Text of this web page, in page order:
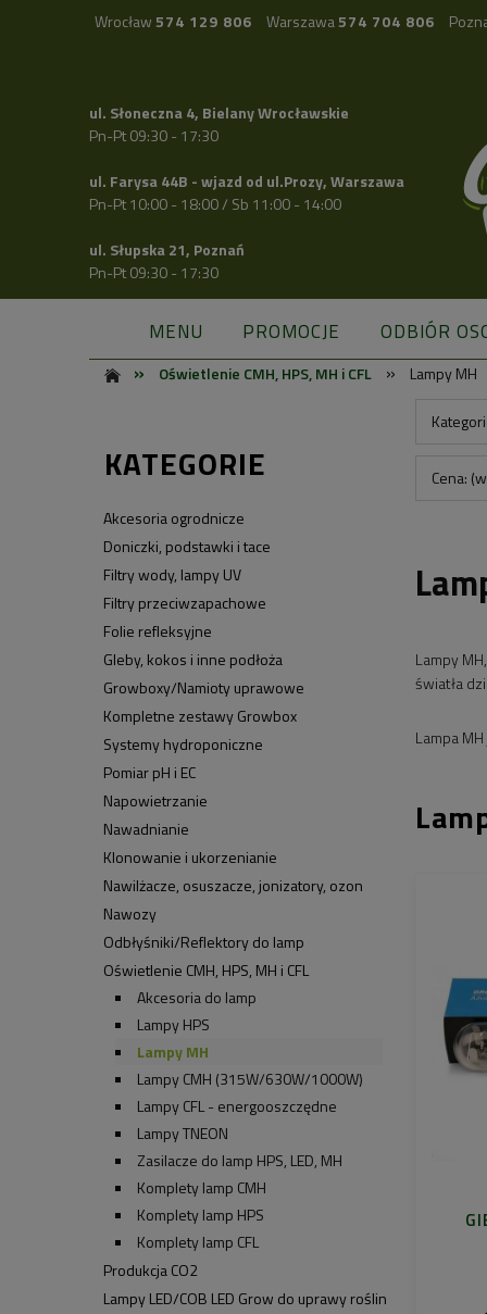
Wrocław 574 129 806 Warszawa574 704 806
ul. Słoneczna 4, Bielany Wrocławskie
Pn-Pt 09:30 - 17:30
ul. Farysa 44B - wjazd od ul.Prozy, Warszawa
Pn-Pt 10:00 - 18:00 / Sb 11:00 - 14:00
ul. Słupska 21, Poznań
Pn-Pt 09:30 - 17:30
MENU PROMOCJE
ODBIÓR
»
Oświetlenie CMH, HPS, MH i CFL » Lampy MH
KATEGORIE
Akcesoria ogrodnicze
Doniczki, podstawki i tace
Filtry wody, lampy UV
Filtry przeciwzapachowe
Folie refleksyjne
Gleby, kokos i inne podłoża
Growboxy/Namioty uprawowe
Kompletne zestawy Growbox
Systemy hydroponiczne
Pomiar pH i EC
Napowietrzanie
Nawadnianie
Klonowanie i ukorzenianie
Nawilżacze, osuszacze, jonizatory, ozon
Nawozy
Odbłyśniki/Reflektory do lamp
Oświetlenie CMH, HPS, MH i CFL
Akcesoria do lamp
Lampy HPS
Lampy MH
Lampy CMH (315W/630W/1000W)
Lampy CFL - energooszczędne
Lampy TNEON
Zasilacze do lamp HPS, LED, MH
Komplety lamp CMH
Komplety lamp HPS
Komplety lamp CFL
Produkcja CO2
Lampy LED/COB LED Grow do uprawy roślin
Cena:
Lampy
światła
Lampa